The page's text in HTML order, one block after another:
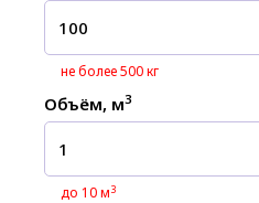
не более 500 кг
Объём, м3
до 10 м3